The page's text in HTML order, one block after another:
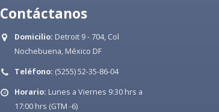
Contáctanos
Domicilio: Detroit 9 - 704, Col
Nochebuena, México DF
Teléfono: (5255) 52-35-86-04
Horario: Lunes a Viernes 9:30 hrs a
17:00 hrs (GTM -6)